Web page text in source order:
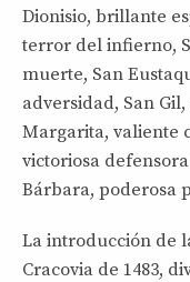
Dionisio, brillante
terror del infierno,
muerte, San
adversidad, San
Margarita, valiente
victoriosa
Bárbara, poderosa
La introducción de
Cracovia de 1483,